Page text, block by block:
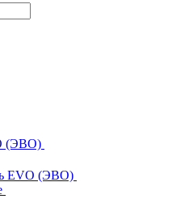
(ЭВО)
EVO (ЭВО)